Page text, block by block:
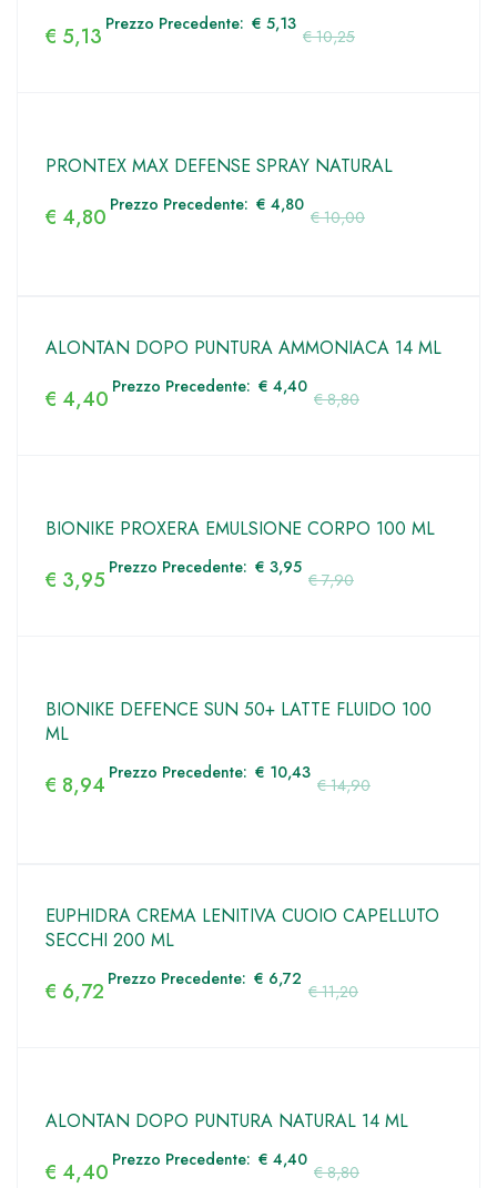
€10,25
€ 5,13 Prezzo Precedente: € 5,13
PRONTEX MAX DEFENSE SPRAY NATURAL
€10,00
€ 4,80 Prezzo Precedente: € 4,80
ALONTAN DOPO PUNTURA AMMONIACA 14 ML
€8,80
€ 4,40 Prezzo Precedente: € 4,40
BIONIKE PROXERA EMULSIONE CORPO 100 ML
€7,90
€ 3,95 Prezzo Precedente: € 3,95
BIONIKE DEFENCE SUN 50+ LATTE FLUIDO 100
ML
€14,90
€ 8,94 Prezzo Precedente: € 10,43
EUPHIDRA CREMA LENITIVA CUOIO CAPELLUTO
SECCHI 200 ML
€11,20
€ 6,72 Prezzo Precedente: € 6,72
ALONTAN DOPO PUNTURA NATURAL 14 ML
€8,80
€ 4,40 Prezzo Precedente: € 4,40